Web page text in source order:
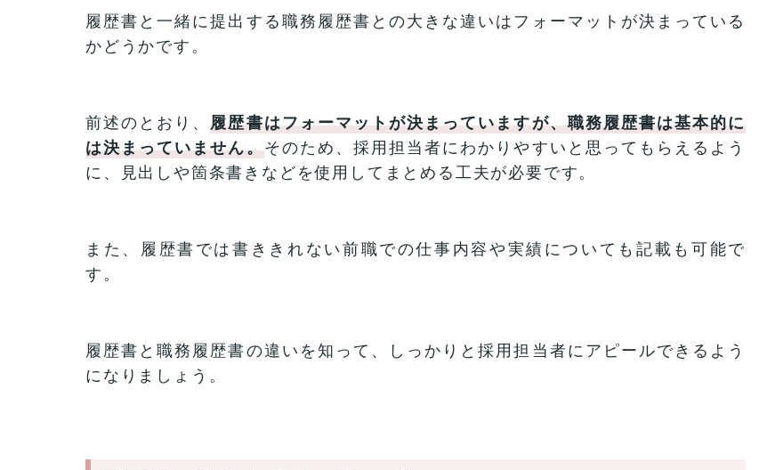
履歴書と一緒に提出する職務履歴書との大きな違いはフォーマットが決まっている
かどうかです。
前述のとおり、履歴書はフォーマットが決まっていますが、職務履歴書は基本的に
は決まっていません。そのため、採用担当者にわかりやすいと思ってもらえるよう
に、見出しや箇条書きなどを使用してまとめる工夫が必要です。
また、履歴書では書ききれない前職での仕事内容や実績についても記載も可能で
す。
履歴書と職務履歴書の違いを知って、しっかりと採用担当者にアピールできるよう
になりましょう。